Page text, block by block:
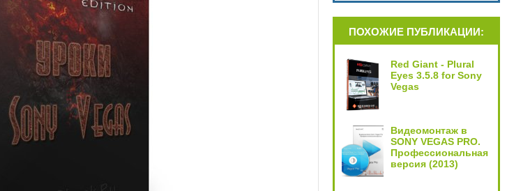
ПОХОЖИЕ ПУБЛИКАЦИИ:
Red Giant - Plural
Eyes 3.5.8 for Sony
Vegas
Видеомонтаж в
SONY VEGAS PRO.
Профессиональная
версия (2013)